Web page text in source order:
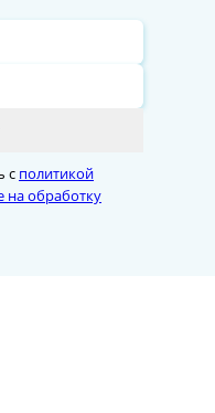
с политикой
на обработку